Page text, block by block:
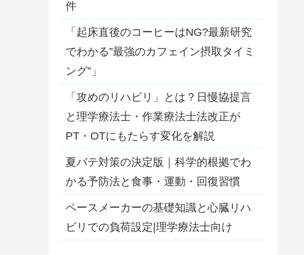
件
「起床直後のコーヒーはNG?最新研究
でわかる”最強のカフェイン摂取タイミ
ング”」
「攻めのリハビリ」とは？日慢協提言
と理学療法士・作業療法士法改正が
PT・OTにもたらす変化を解説
夏バテ対策の決定版｜科学的根拠でわ
かる予防法と食事・運動・回復習慣
ペースメーカーの基礎知識と心臓リハ
ビリでの負荷設定|理学療法士向け